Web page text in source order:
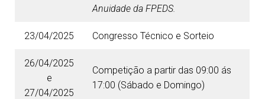
Anuidade da FPEDS.
23/04/2025 Congresso Técnico e Sorteio
26/04/2025
e
27/04/2025
Competição a partir das 09:00 ás
17:00 (Sábado e Domingo)